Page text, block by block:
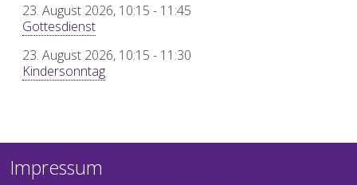
23. August 2026, 10:15 - 11:45
Gottesdienst
23. August 2026, 10:15 - 11:30
Kindersonntag
Impressum